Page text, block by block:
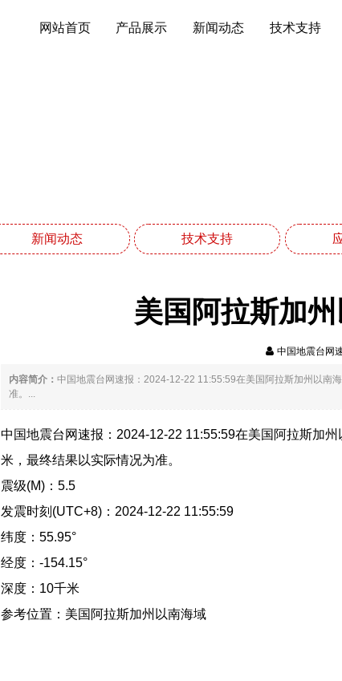
网站首页 产品展示 新闻动态 技术支持
新闻动态 技术支持
美国阿拉斯加
中国地震台
内容简介： 中国地震台网速报：2024-12-22 11:55:59在美国阿拉斯加州以南
准。...
中国地震台网速报：2024-12-22 11:55:59在美国阿拉斯加
米，最终结果以实际情况为准。
震级(M)：5.5
发震时刻(UTC+8)：2024-12-22 11:55:59
纬度：55.95°
经度：-154.15°
深度：10千米
参考位置：美国阿拉斯加州以南海域